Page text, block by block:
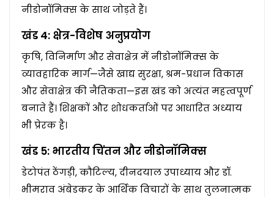
नीडोनॉमिक्स के साथ जोड़ते हैं।
खंड 4: क्षेत्र-विशेष अनुप्रयोग
कृषि, विनिर्माण और सेवाक्षेत्र में नीडोनॉमिक्स के
व्यावहारिक मार्ग—जैसे खाद्य सुरक्षा, श्रम-प्रधान विकास
और सेवाक्षेत्र की नैतिकता—इस खंड को अत्यंत महत्वपूर्ण
बनाते हैं। शिक्षकों और शोधकर्ताओं पर आधारित अध्याय
भी प्रेरक है।
खंड 5: भारतीय चिंतन और नीडोनॉमिक्स
डेटोपंत ठेंगड़ी, कौटिल्य, दीनदयाल उपाध्याय और डॉ.
भीमराव अंबेडकर के आर्थिक विचारों के साथ तुलनात्मक